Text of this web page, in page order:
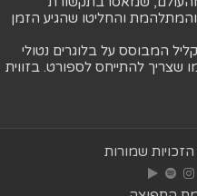
והחליטו שהגיע הזמן
המבוסס על בלוגרים נטולי
שצריך להתייחס לספורט. בזווית